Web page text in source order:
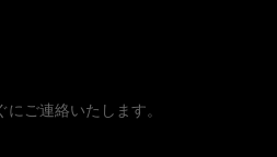
ご連絡いたします。